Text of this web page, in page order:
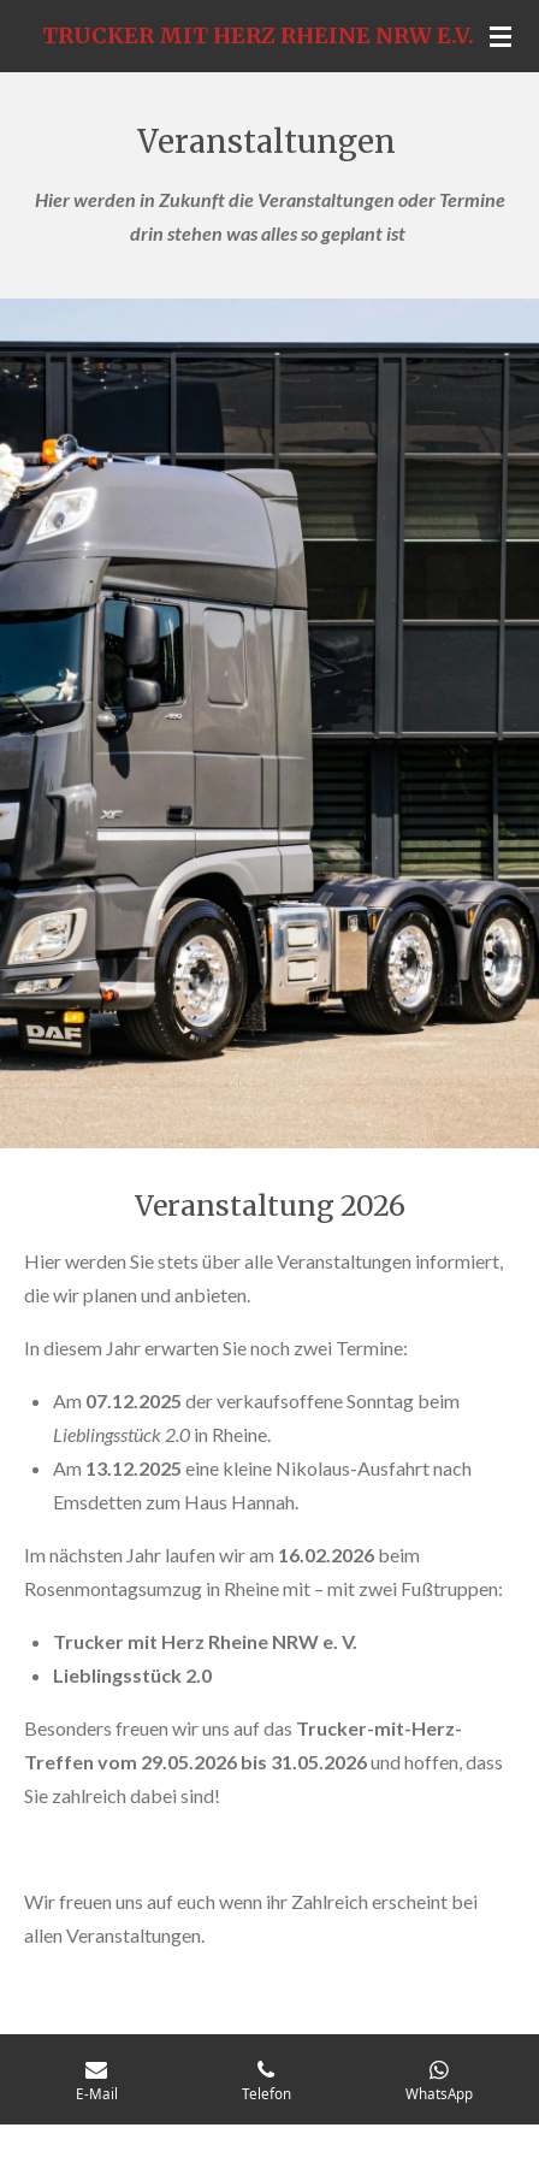
ZumTRUCKER MIT HERZ RHEINE NRW E.V.
Veranstaltungen
Hier werden in Zukunft die Veranstaltungen oder Termine
drin stehen was alles so geplant ist
Veranstaltung 2026
Hier werden Sie stets über alle Veranstaltungen informiert,
die wir planen und anbieten.
In diesem Jahr erwarten Sie noch zwei Termine:
Am 07.12.2025 der verkaufsoffene Sonntag beim
Lieblingsstück 2.0 in Rheine.
Am 13.12.2025 eine kleine Nikolaus-Ausfahrt nach
Emsdetten zum Haus Hannah.
Im nächsten Jahr laufen wir am 16.02.2026 beim
Rosenmontagsumzug in Rheine mit – mit zwei Fußtruppen:
Trucker mit Herz Rheine NRW e. V.
Lieblingsstück 2.0
Besonders freuen wir uns auf das Trucker-mit-Herz-
Treffen vom 29.05.2026 bis 31.05.2026und hoffen, dass
Sie zahlreich dabei sind!
Wir freuen uns auf euch wenn ihr Zahlreich erscheint bei
allen Veranstaltungen.
Hier auch noch mal der QR-Code als Link:
https://tgr.li/8CQX
E-Mail Telefon WhatsApp